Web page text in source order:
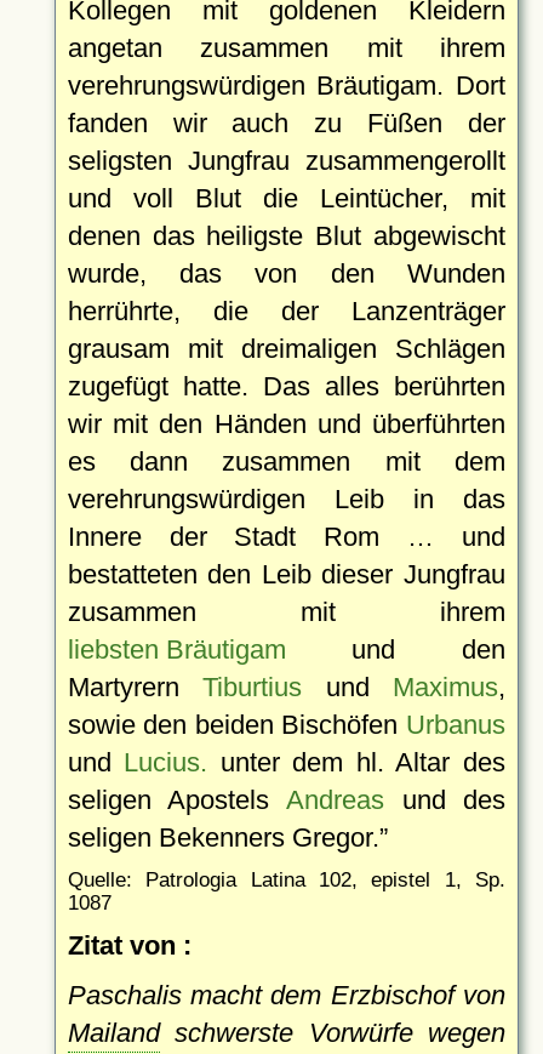
Kollegen mit goldenen Kleidern
angetan zusammen mit ihrem
verehrungswürdigen Bräutigam. Dort
fanden wir auch zu Füßen der
seligsten Jungfrau zusammengerollt
und voll Blut die Leintücher, mit
denen das heiligste Blut abgewischt
wurde, das von den Wunden
herrührte, die der Lanzenträger
grausam mit dreimaligen Schlägen
zugefügt hatte. Das alles berührten
wir mit den Händen und überführten
es dann zusammen mit dem
verehrungswürdigen Leib in das
Innere der Stadt Rom … und
bestatteten den Leib dieser Jungfrau
zusammen mit ihrem
liebsten Bräutigam und den
MartyrernTiburtius und Maximus,
sowie den beiden Bischöfen Urbanus
und Lucius. unter dem hl. Altar des
seligen ApostelsAndreas und des
seligen Bekenners Gregor.
Quelle: Patrologia Latina 102, epistel 1, Sp.
1087
Zitat von :
Paschalis macht dem Erzbischof von
Mailandschwerste Vorwürfe wegen